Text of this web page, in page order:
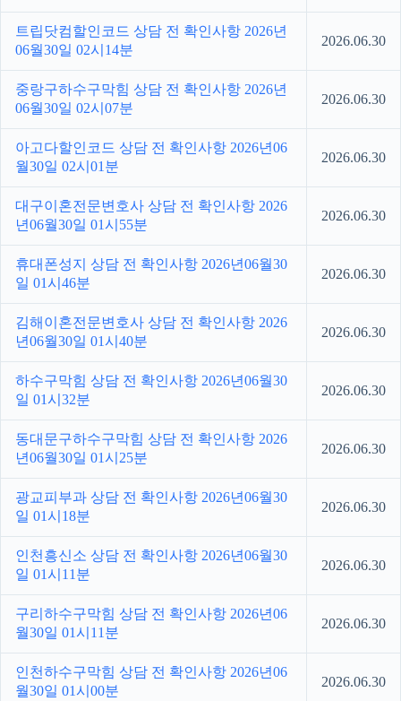
트립닷컴할인코드 상담 전 확인사항 2026년
06월30일 02시14분
2026.06.30
중랑구하수구막힘 상담 전 확인사항 2026년
06월30일 02시07분
2026.06.30
아고다할인코드 상담 전 확인사항 2026년06
월30일 02시01분
2026.06.30
대구이혼전문변호사 상담 전 확인사항 2026
년06월30일 01시55분
2026.06.30
휴대폰성지 상담 전 확인사항 2026년06월30
일 01시46분
2026.06.30
김해이혼전문변호사 상담 전 확인사항 2026
년06월30일 01시40분
2026.06.30
하수구막힘 상담 전 확인사항 2026년06월30
일 01시32분
2026.06.30
동대문구하수구막힘 상담 전 확인사항 2026
년06월30일 01시25분
2026.06.30
광교피부과 상담 전 확인사항 2026년06월30
일 01시18분
2026.06.30
인천흥신소 상담 전 확인사항 2026년06월30
일 01시11분
2026.06.30
구리하수구막힘 상담 전 확인사항 2026년06
월30일 01시11분
2026.06.30
인천하수구막힘 상담 전 확인사항 2026년06
월30일 01시00분
2026.06.30